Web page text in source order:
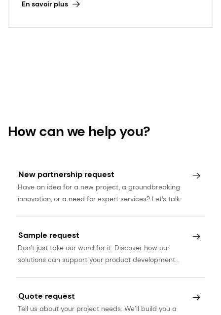
En savoir plus
How can we help you?
New partnership request
Have an idea for a new project, a groundbreaking
innovation, or a need for expert services? Let’s talk.
Sample request
Don’t just take our word for it. Discover how our
solutions can support your product development
Quote request
Tell us about your project needs. We’ll build you a